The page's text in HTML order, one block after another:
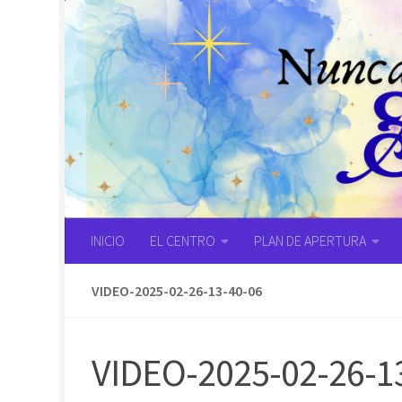
Saltar al contenido
INICIO EL CENTRO PLAN DE APERTURA
VIDEO-2025-02-26-13-40-06
VIDEO-2025-02-26-